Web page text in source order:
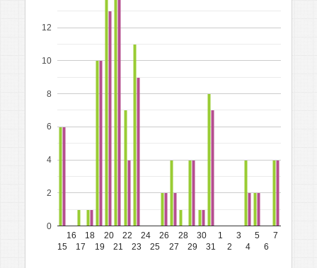
15
16
17
18
19
20
21
22
23
24
25
26
27
28
29
30
31
1
2
3
4
5
6
7
0
2
4
6
8
10
12